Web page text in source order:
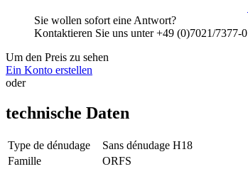
Sie wollen sofort eine Antwort?
Kontaktieren Sie uns unter +49 (0)7021/7377-0
Um den Preis zu sehen
Ein Konto erstellen
oder
technische Daten
Type de dénudage
Sans dénudage H18
Famille
ORFS